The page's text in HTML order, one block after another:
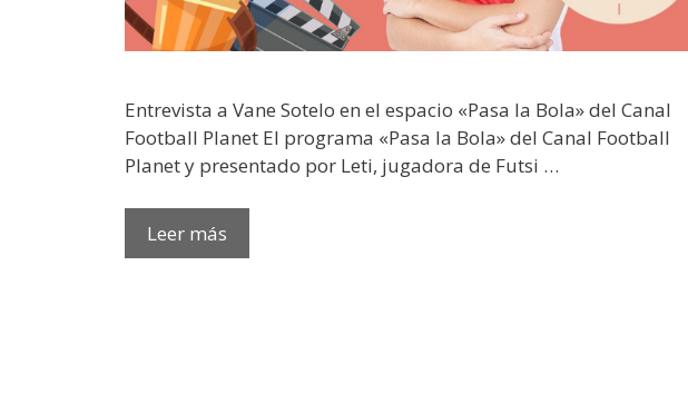
Entrevista a Vane Sotelo en el espacio «Pasa la Bola» del Canal
Football Planet El programa «Pasa la Bola» del Canal Football
Planet y presentado por Leti, jugadora de Futsi …
Leer más